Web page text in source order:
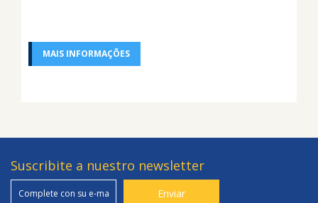
MAIS INFORMAÇÕES
Suscribite a nuestro newsletter